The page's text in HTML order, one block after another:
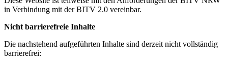
in Verbindung mit der BITV 2.0 vereinbar.
Nicht barrierefreie Inhalte
Die nachstehend aufgeführten Inhalte sind derzeit nicht vollständig
barrierefrei: